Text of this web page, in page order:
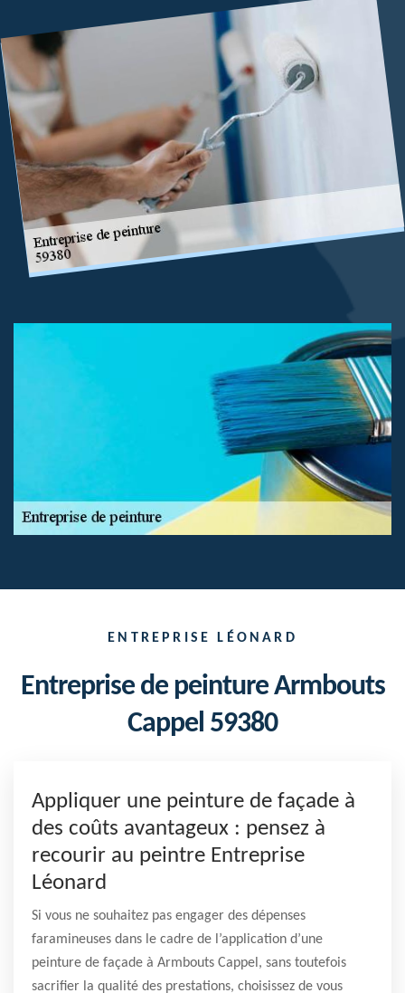
ENTREPRISE LÉONARD
Entreprise de peinture Armbouts
Cappel 59380
Appliquer une peinture de façade à
des coûts avantageux : pensez à
recourir au peintre Entreprise
Léonard
Si vous ne souhaitez pas engager des dépenses
faramineuses dans le cadre de l’application d’une
peinture de façade à Armbouts Cappel, sans toutefois
sacrifier la qualité des prestations, choisissez de vous